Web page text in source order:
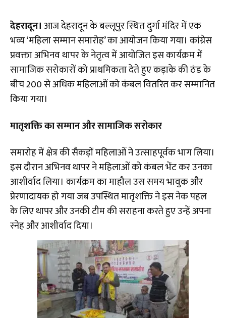
देहरादून।आज देहरादून के बल्लूपुर स्थित दुर्गा मंदिर में एक
भव्य ‘महिला सम्मान समारोह’ का आयोजन किया गया। कांग्रेस
प्रवक्ता अभिनव थापर के नेतृत्व में आयोजित इस कार्यक्रम में
सामाजिक सरोकारों को प्राथमिकता देते हुए कड़ाके की ठंड के
बीच 200 से अधिक महिलाओं को कंबल वितरित कर सम्मानित
किया गया।
मातृशक्ति का सम्मान और सामाजिक सरोकार
समारोह में क्षेत्र की सैकड़ों महिलाओं ने उत्साहपूर्वक भाग लिया।
इस दौरान अभिनव थापर ने महिलाओं को कंबल भेंट कर उनका
आशीर्वाद लिया। कार्यक्रम का माहौल उस समय भावुक और
प्रेरणादायक हो गया जब उपस्थित मातृशक्ति ने इस नेक पहल
के लिए थापर और उनकी टीम की सराहना करते हुए उन्हें अपना
स्नेह और आशीर्वाद दिया।